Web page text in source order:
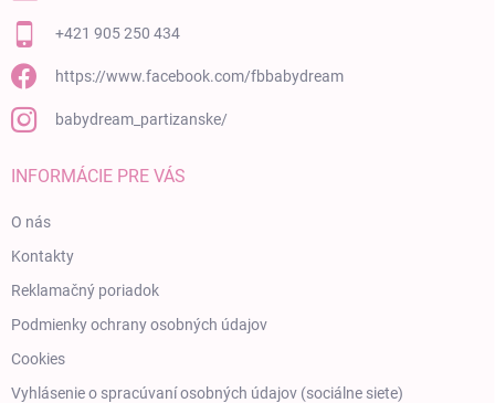
+421 905 250 434
https://www.facebook.com/fbbabydream
babydream_partizanske/
INFORMÁCIE PRE VÁS
O nás
Kontakty
Reklamačný poriadok
Podmienky ochrany osobných údajov
Cookies
Vyhlásenie o spracúvaní osobných údajov (sociálne siete)